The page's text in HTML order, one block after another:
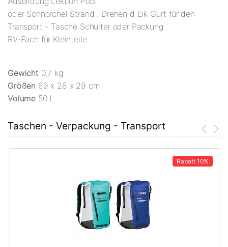
oder Schnorchel Strand . Drehen d Elk Gurt für den
Transport - Tasche Schulter oder Packung .
RV-Fach für Kleinteile .
Gewicht 0,7 kg
Größen 69 x 26 x 29 cm
Volume 50 l
Taschen - Verpackung - Transport
Rabatt 10%